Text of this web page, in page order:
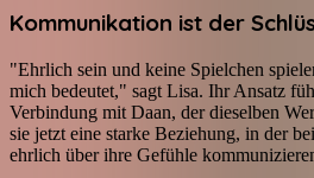
Kommunikation ist der
"Ehrlich sein und keine Spielchen
mich bedeutet," sagt Lisa. Ihr Ansatz
Verbindung mit Daan, der dieselben
sie jetzt eine starke Beziehung, in der
ehrlich über ihre Gefühle